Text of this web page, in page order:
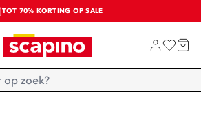
TOT 70% KORTING OP SALE
SALE: LAATSTE KANS!
SHOP NIEUW
Home